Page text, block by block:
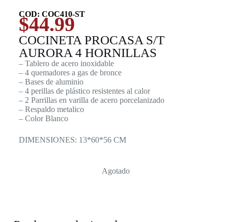
COD: COC410-ST
$44.99
COCINETA PROCASA S/T
AURORA 4 HORNILLAS
– Tablero de acero inoxidable
– 4 quemadores a gas de bronce
– Bases de aluminio
– 4 perillas de plástico resistentes al calor
– 2 Parrillas en varilla de acero porcelanizado
– Respaldo metalico
– Color Blanco
DIMENSIONES: 13*60*56 CM
Agotado